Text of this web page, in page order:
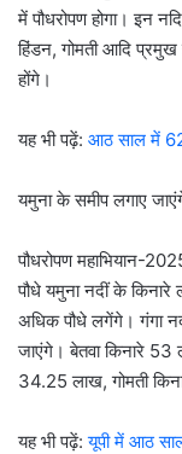
में पौधरोपण होगा। इन
हिंडन, गोमती आदि प्रमुख
होंगे।
यह भी पढ़ें: आठ साल में 62
यमुना के समीप लगाए
पौधरोपण महाभियान-
पौधे यमुना नदीं के
अधिक पौधे लगेंगे। गंगा
जाएंगे। बेतवा किनारे
34.25 लाख, गोमती
यह भी पढ़ें:यूपी में आठ